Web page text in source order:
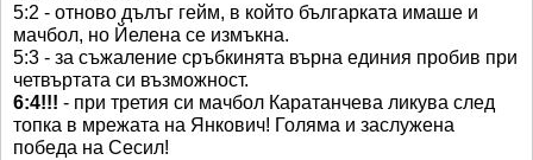
5:2 - отново дълъг гейм, в който българката имаше и
мачбол, но Йелена се измъкна.
5:3 - за съжаление сръбкинята върна единия пробив при
четвъртата си възможност.
6:4!!! - при третия си мачбол Каратанчева ликува след
топка в мрежата на Янкович! Голяма и заслужена
победа на Сесил!